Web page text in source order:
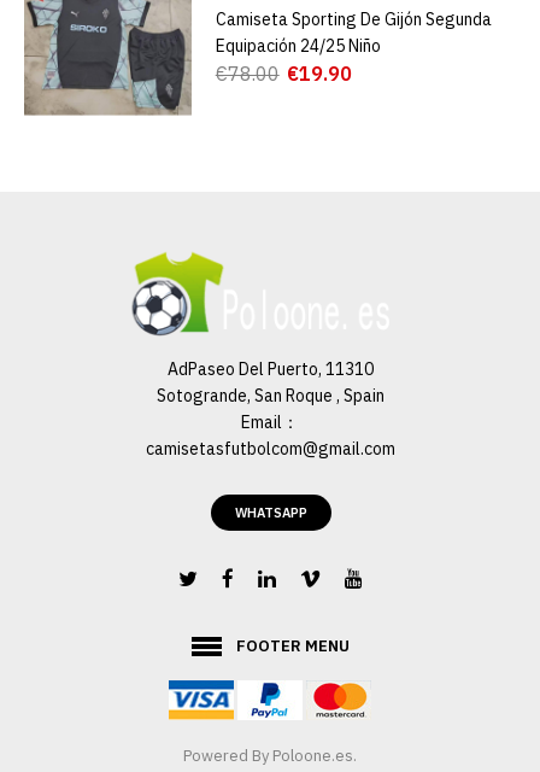
Camiseta Sporting De Gijón Segunda
Equipación 24/25 Niño
€78.00 €19.90
AdPaseo Del Puerto, 11310
Sotogrande, San Roque , Spain
Email：
camisetasfutbolcom@gmail.com
WHATSAPP
FOOTER MENU
Powered By Poloone.es.